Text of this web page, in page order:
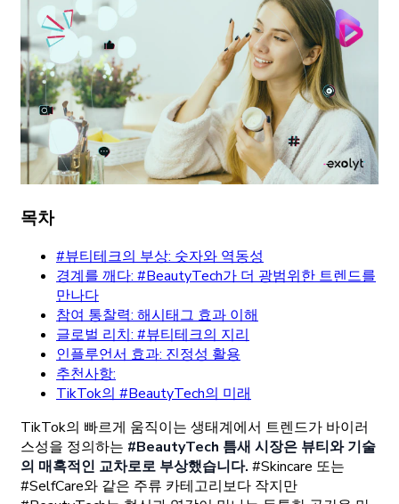
목차
#뷰티테크의 부상: 숫자와 역동성
경계를 깨다: #BeautyTech가 더 광범위한 트렌드를
만나다
참여 통찰력: 해시태그 효과 이해
글로벌 리치: #뷰티테크의 지리
인플루언서 효과: 진정성 활용
추천사항:
TikTok의 #BeautyTech의 미래
TikTok의 빠르게 움직이는 생태계에서 트렌드가 바이러
스성을 정의하는 #BeautyTech 틈새 시장은 뷰티와 기술
의 매혹적인 교차로로 부상했습니다. #Skincare 또는
#SelfCare와 같은 주류 카테고리보다 작지만